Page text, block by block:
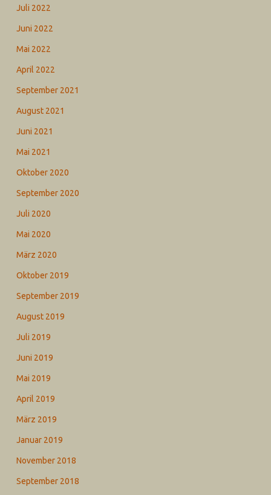
Juli 2022
Juni 2022
Mai 2022
April 2022
September 2021
August 2021
Juni 2021
Mai 2021
Oktober 2020
September 2020
Juli 2020
Mai 2020
März 2020
Oktober 2019
September 2019
August 2019
Juli 2019
Juni 2019
Mai 2019
April 2019
März 2019
Januar 2019
November 2018
September 2018